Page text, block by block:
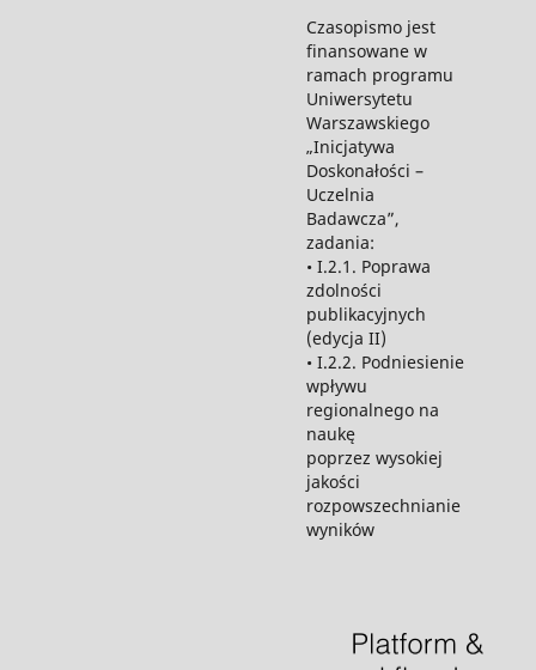
Czasopismo jest
finansowane w
ramach programu
Uniwersytetu
Warszawskiego
„Inicjatywa
Doskonałości –
Uczelnia
Badawcza”,
zadania:
• I.2.1. Poprawa
zdolności
publikacyjnych
(edycja II)
• I.2.2. Podniesienie
wpływu
regionalnego na
naukę
poprzez wysokiej
jakości
rozpowszechnianie
wyników